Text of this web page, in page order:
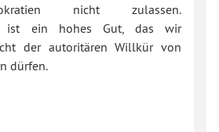
nicht zulassen.
ist ein hohes Gut, das wir
der autoritären Willkür von
dürfen.